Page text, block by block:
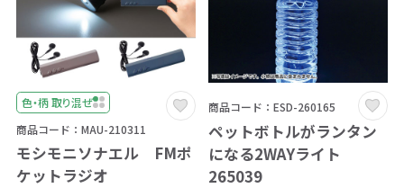
色・柄 取り混ぜ
商品コード：MAU-210311
モシモニソナエル FMポ
ケットラジオ
商品コード：ESD-260165
ペットボトルがランタン
になる2WAYライト
265039